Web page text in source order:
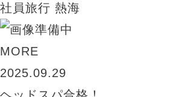
社員旅行 熱海
MORE
2025.09.29